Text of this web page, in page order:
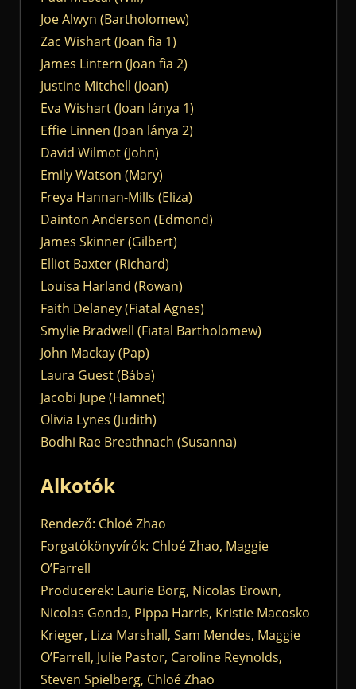
Joe Alwyn (Bartholomew)
Zac Wishart (Joan fia 1)
James Lintern (Joan fia 2)
Justine Mitchell (Joan)
Eva Wishart (Joan lánya 1)
Effie Linnen (Joan lánya 2)
David Wilmot (John)
Emily Watson (Mary)
Freya Hannan-Mills (Eliza)
Dainton Anderson (Edmond)
James Skinner (Gilbert)
Elliot Baxter (Richard)
Louisa Harland (Rowan)
Faith Delaney (Fiatal Agnes)
Smylie Bradwell (Fiatal Bartholomew)
John Mackay (Pap)
Laura Guest (Bába)
Jacobi Jupe (Hamnet)
Olivia Lynes (Judith)
Bodhi Rae Breathnach (Susanna)
Alkotók
Rendező: Chloé Zhao
Forgatókönyvírók: Chloé Zhao, Maggie
O’Farrell
Producerek: Laurie Borg, Nicolas Brown,
Nicolas Gonda, Pippa Harris, Kristie Macosko
Krieger, Liza Marshall, Sam Mendes, Maggie
O’Farrell, Julie Pastor, Caroline Reynolds,
Steven Spielberg, Chloé Zhao